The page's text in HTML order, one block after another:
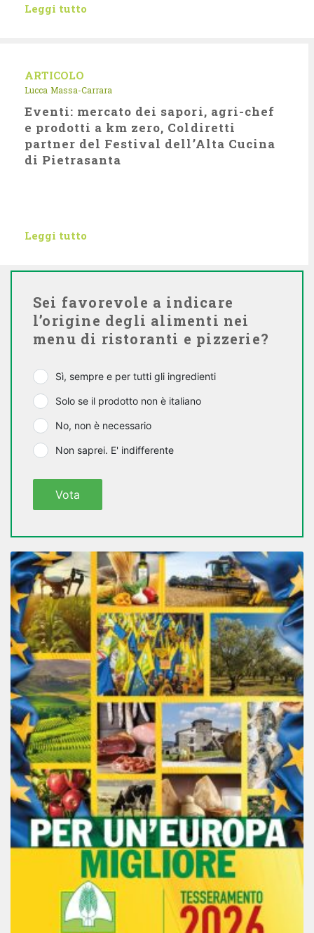
Leggi tutto
ARTICOLO
Lucca Massa-Carrara
Eventi: mercato dei sapori, agri-chef
e prodotti a km zero, Coldiretti
partner del Festival dell’Alta Cucina
di Pietrasanta
Leggi tutto
Sei favorevole a indicare
l’origine degli alimenti nei
menu di ristoranti e pizzerie?
Sì, sempre e per tutti gli ingredienti
Solo se il prodotto non è italiano
No, non è necessario
Non saprei. E' indifferente
Vota